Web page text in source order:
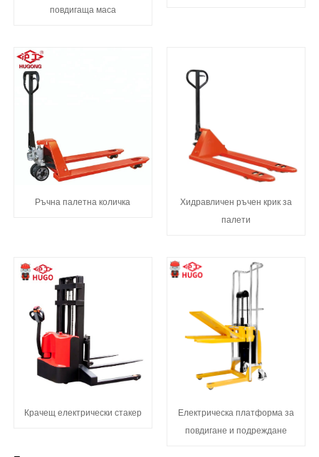
повдигаща маса
Ръчна палетна количка
Хидравличен ръчен крик за
палети
Крачещ електрически стакер
Електрическа платформа за
повдигане и подреждане